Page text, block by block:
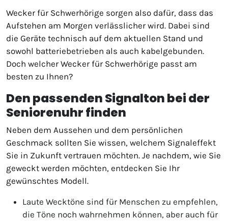
Wecker für Schwerhörige sorgen also dafür, dass das
Aufstehen am Morgen verlässlicher wird. Dabei sind
die Geräte technisch auf dem aktuellen Stand und
sowohl batteriebetrieben als auch kabelgebunden.
Doch welcher Wecker für Schwerhörige passt am
besten zu Ihnen?
Den passenden Signalton bei der
Seniorenuhr finden
Neben dem Aussehen und dem persönlichen
Geschmack sollten Sie wissen, welchem Signaleffekt
Sie in Zukunft vertrauen möchten. Je nachdem, wie Sie
geweckt werden möchten, entdecken Sie Ihr
gewünschtes Modell.
Laute Wecktöne sind für Menschen zu empfehlen,
die Töne noch wahrnehmen können, aber auch für